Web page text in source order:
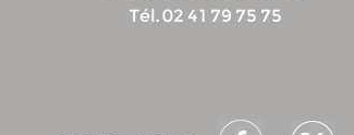
Tél. 02 41 79 75 75